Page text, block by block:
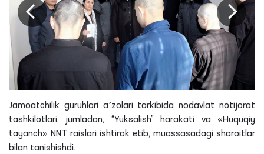
Jamoatchilik guruhlari aʼzolari tarkibida nodavlat notijorat
tashkilotlari, jumladan, “Yuksalish” harakati va «Huquqiy
tayanch» NNT raislari ishtirok etib, muassasadagi sharoitlar
bilan tanishishdi.